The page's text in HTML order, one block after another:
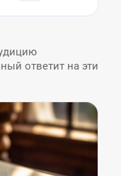
ответит на эти